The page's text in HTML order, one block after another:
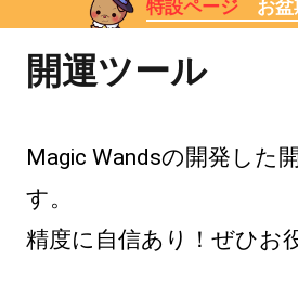
特設ページ お盆
開運ツール
Magic Wandsの開発した
す。